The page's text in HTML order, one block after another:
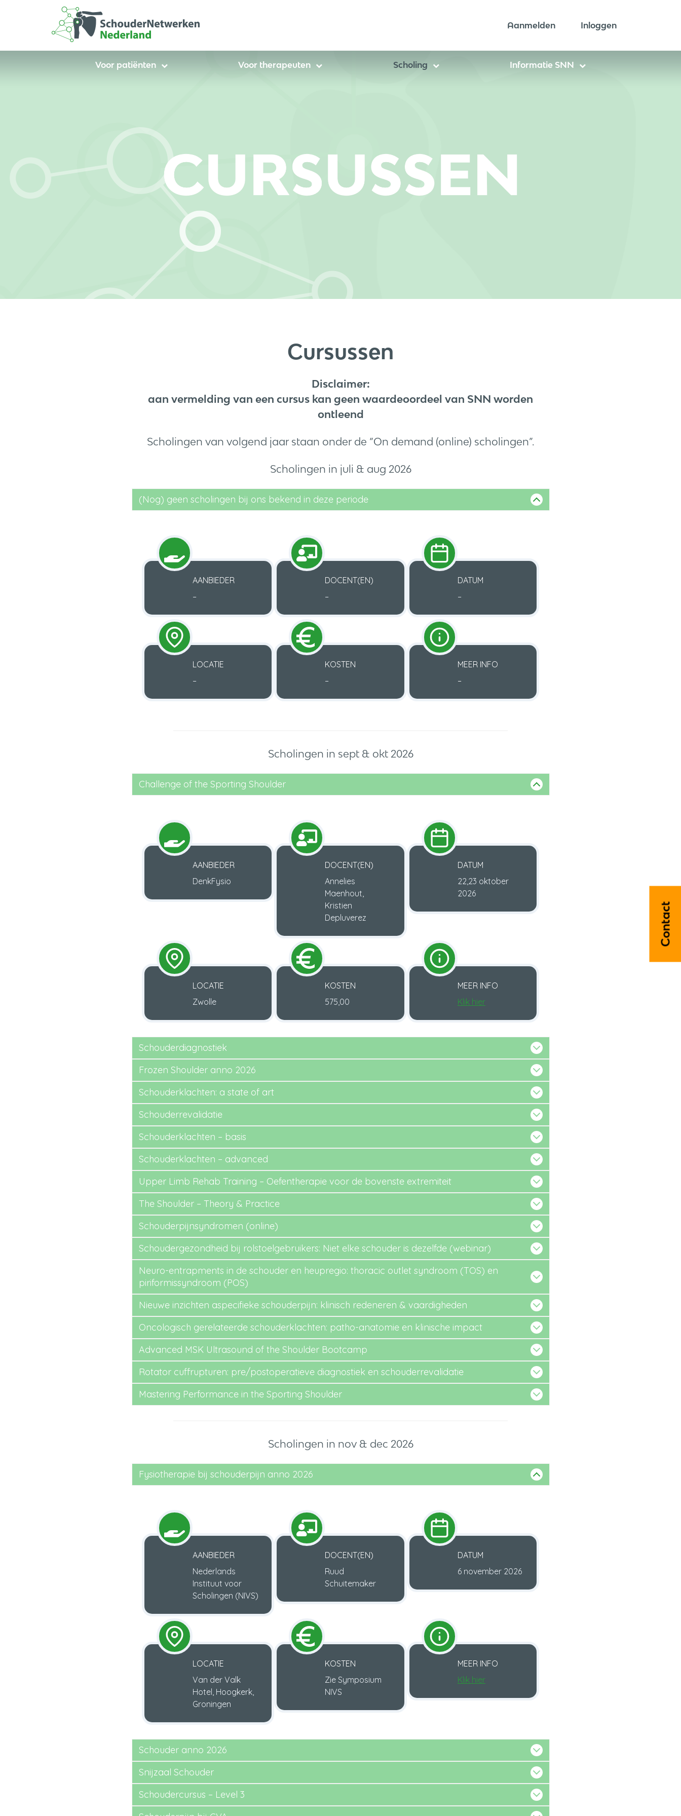
Contact
Inloggen
Aanmelden
Voor patiënten Voor therapeuten Scholing Informatie SNN
Cursussen
Disclaimer:
aan vermelding van een cursus kan geen waardeoordeel van SNN worden
ontleend
Scholingen van volgend jaar staan onder de “On demand (online) scholingen”.
Scholingen in juli & aug 2026
(Nog) geen scholingen bij ons bekend in deze periode
AANBIEDER
–
DOCENT(EN)
–
DATUM
–
LOCATIE
–
KOSTEN
–
MEER INFO
–
Scholingen in sept & okt 2026
Challenge of the Sporting Shoulder
AANBIEDER
DenkFysio
DOCENT(EN)
Annelies
Maenhout,
Kristien
Depluverez
DATUM
22,23 oktober
2026
LOCATIE
Zwolle
KOSTEN
575,00
MEER INFO
Klik hier
Schouderdiagnostiek
Frozen Shoulder anno 2026
Schouderklachten: a state of art
Schouderrevalidatie
Schouderklachten – basis
Schouderklachten – advanced
Upper Limb Rehab Training – Oefentherapie voor de bovenste extremiteit
The Shoulder – Theory & Practice
Schouderpijnsyndromen (online)
Schoudergezondheid bij rolstoelgebruikers: Niet elke schouder is dezelfde (webinar)
Neuro-entrapments in de schouder en heupregio: thoracic outlet syndroom (TOS) en
piriformissyndroom (POS)
Nieuwe inzichten aspecifieke schouderpijn: klinisch redeneren & vaardigheden
Oncologisch gerelateerde schouderklachten: patho-anatomie en klinische impact
Advanced MSK Ultrasound of the Shoulder Bootcamp
Rotator cuffrupturen: pre/postoperatieve diagnostiek en schouderrevalidatie
Mastering Performance in the Sporting Shoulder
Scholingen in nov & dec 2026
Fysiotherapie bij schouderpijn anno 2026
AANBIEDER
Nederlands
Instituut voor
Scholingen (NIVS)
DOCENT(EN)
Ruud
Schuitemaker
DATUM
6 november 2026
LOCATIE
Van der Valk
Hotel, Hoogkerk,
Groningen
KOSTEN
Zie Symposium
NIVS
MEER INFO
Klik hier
Schouder anno 2026
Snijzaal Schouder
Schoudercursus – Level 3